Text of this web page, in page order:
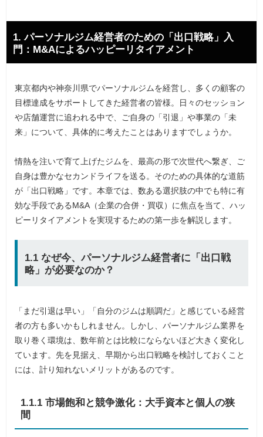
1. パーソナルジム経営者のための「出口戦略」入
門：M&Aによるハッピーリタイアメント
東京都内や神奈川県でパーソナルジムを経営し、多くの顧客の
目標達成をサポートしてきた経営者の皆様。日々のセッション
や店舗運営に追われる中で、ご自身の「引退」や事業の「未
来」について、具体的に考えたことはありますでしょうか。
情熱を注いで育て上げたジムを、最高の形で次世代へ繋ぎ、ご
自身は豊かなセカンドライフを送る。そのための具体的な道筋
が「出口戦略」です。本章では、数ある選択肢の中でも特に有
効な手段であるM&A（企業の合併・買収）に焦点を当て、ハッ
ピーリタイアメントを実現するための第一歩を解説します。
1.1 なぜ今、パーソナルジム経営者に「出口戦
略」が必要なのか？
「まだ引退は早い」「自分のジムは順調だ」と感じている経営
者の方も多いかもしれません。しかし、パーソナルジム業界を
取り巻く環境は、数年前とは比較にならないほど大きく変化し
ています。先を見据え、早期から出口戦略を検討しておくこと
には、計り知れないメリットがあるのです。
1.1.1 市場飽和と競争激化：大手資本と個人の狭
間